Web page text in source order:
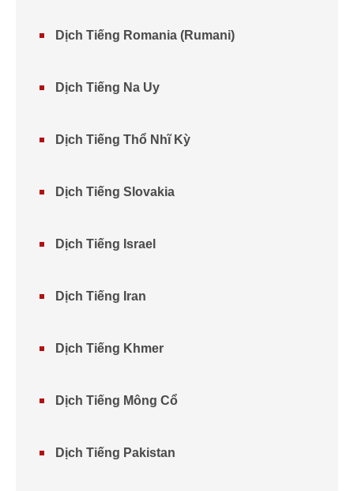
Dịch Tiếng Romania (Rumani)
Dịch Tiếng Na Uy
Dịch Tiếng Thổ Nhĩ Kỳ
Dịch Tiếng Slovakia
Dịch Tiếng Israel
Dịch Tiếng Iran
Dịch Tiếng Khmer
Dịch Tiếng Mông Cổ
Dịch Tiếng Pakistan